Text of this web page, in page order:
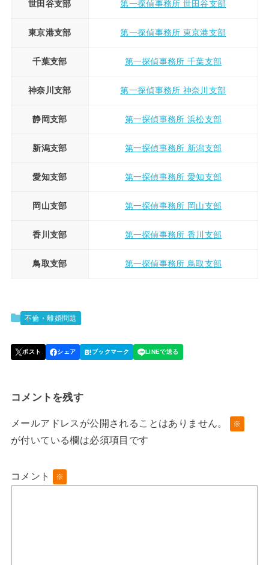
世田谷支部 第一探偵事務所 世田谷支部
東京港支部 第一探偵事務所 東京港支部
千葉支部 第一探偵事務所 千葉支部
神奈川支部 第一探偵事務所 神奈川支部
静岡支部 第一探偵事務所 浜松支部
新潟支部 第一探偵事務所 新潟支部
愛知支部 第一探偵事務所 愛知支部
岡山支部 第一探偵事務所 岡山支部
香川支部 第一探偵事務所 香川支部
鳥取支部 第一探偵事務所 鳥取支部
不倫・離婚問題
コメントを残す
メールアドレスが公開されることはありません。 ※
が付いている欄は必須項目です
コメント ※